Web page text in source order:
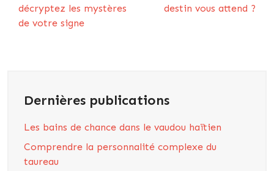
décryptez les mystères
de votre signe
destin vous attend ?
Dernières publications
Les bains de chance dans le vaudou haïtien
Comprendre la personnalité complexe du
taureau